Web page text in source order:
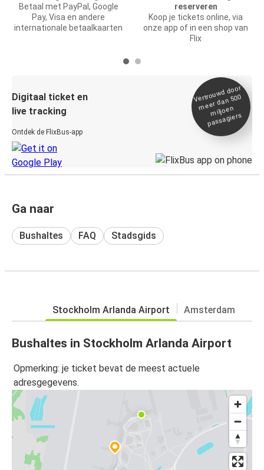
Betaal met PayPal, Google
Pay, Visa en andere
internationale betaalkaarten
reserveren
Koop je tickets online, via
onze app of in een shop van
Flix
Digitaal ticket en
live tracking
Ontdek de FlixBus-app
Vertrou
wd door
meer dan 500
miljoen
passagiers
Ga naar
Bushaltes FAQ Stadsgids
Stockholm Arlanda Airport Amsterdam
Bushaltes in Stockholm Arlanda Airport
Opmerking: je ticket bevat de meest actuele
adresgegevens.